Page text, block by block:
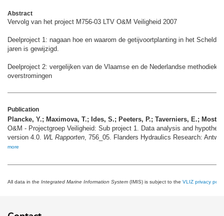
Abstract
Vervolg van het project M756-03 LTV O&M Veiligheid 2007
Deelproject 1: nagaan hoe en waarom de getijvoortplanting in het
jaren is gewijzigd.
Deelproject 2: vergelijken van de Vlaamse en de Nederlandse
overstromingen
Publication
Plancke, Y.; Maximova, T.; Ides, S.; Peeters, P.; Taverniers, E.;
O&M - Projectgroep Veiligheid: Sub project 1. Data analysis and
version 4.0. WL Rapporten , 756_05. Flanders Hydraulics Research:
more
All data in the Integrated Marine Information System (IMIS) is subject to the VLIZ privacy